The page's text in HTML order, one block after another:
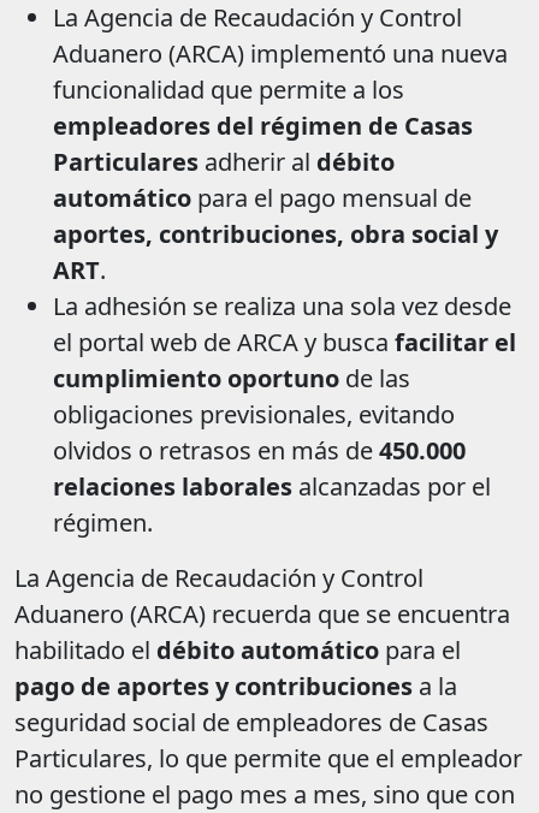
trabajadores del régimen de casas particulares.
La Agencia de Recaudación y Control
Aduanero (ARCA) implementó una nueva
funcionalidad que permite a los
empleadores del régimen de Casas
Particulares adherir al débito
automático para el pago mensual de
aportes, contribuciones, obra social y
ART.
La adhesión se realiza una sola vez desde
el portal web de ARCA y busca facilitar el
cumplimiento oportuno de las
obligaciones previsionales, evitando
olvidos o retrasos en más de450.000
relaciones laborales alcanzadas por el
régimen.
La Agencia de Recaudación y Control
Aduanero (ARCA) recuerda que se encuentra
habilitado el débito automático para el
pago de aportes y contribuciones a la
seguridad social de empleadores de Casas
Particulares, lo que permite que el empleador
no gestione el pago mes a mes, sino que con